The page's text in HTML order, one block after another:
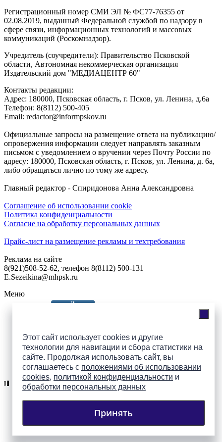
Этот сайт использует cookies и другие
технологии для навигации и сбора статистики на
сайте. Продолжая использовать сайт, вы
соглашаетесь с положениями об использовании
cookies, политикой конфиденциальности и
обработки персональных данных
Принять
Регистрационный номер СМИ ЭЛ № ФС77-76355 от
02.08.2019, выданный Федеральной службой по надзору в
сфере связи, информационных технологий и массовых
коммуникаций (Роскомнадзор).
Учредитель (соучредители): Правительство Псковской
области, Автономная некоммерческая организация
Издательский дом "МЕДИАЦЕНТР 60"
Контакты редакции:
Адреc: 180000, Псковская область, г. Псков, ул. Ленина, д.6а
Телефон: 8(8112) 500-405
Email: redactor@informpskov.ru
Официальные запросы на размещение ответа на публикацию/
опровержения информации следует направлять заказным
письмом с уведомлением о вручении через Почту России по
адресу: 180000, Псковская область, г. Псков, ул. Ленина, д. 6а,
либо обращаться лично по тому же адресу.
Главный редактор - Спиридонова Анна Александровна
Соглашение об использовании cookie
Политика конфиденциальности
Согласие на обработку персональных данных
Прайс-лист на размещение рекламы и техтребования
Реклама на сайте
8(921)508-52-62, телефон 8(8112) 500-131
E.Sezeikina@mhpsk.ru
Меню
Подпишись на группы
ПАИ в соцсетях!